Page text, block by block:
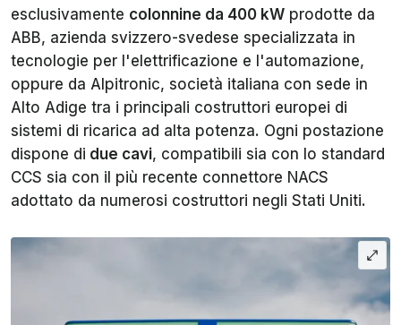
esclusivamente colonnine da 400 kW prodotte da
ABB, azienda svizzero-svedese specializzata in
tecnologie per l'elettrificazione e l'automazione,
oppure da Alpitronic, società italiana con sede in
Alto Adige tra i principali costruttori europei di
sistemi di ricarica ad alta potenza. Ogni postazione
dispone di due cavi, compatibili sia con lo standard
CCS sia con il più recente connettore NACS
adottato da numerosi costruttori negli Stati Uniti.